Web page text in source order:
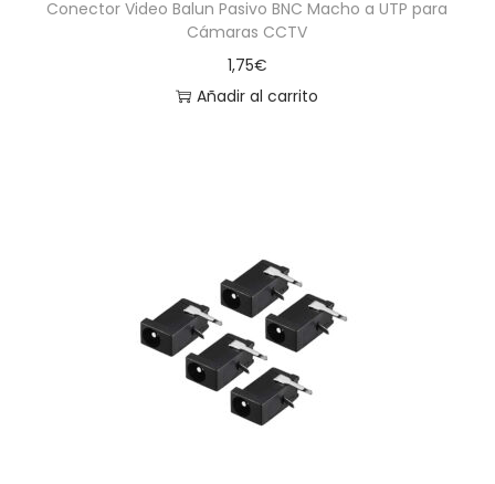
Conector Video Balun Pasivo BNC Macho a UTP para
Cámaras CCTV
1,75€
Añadir al carrito